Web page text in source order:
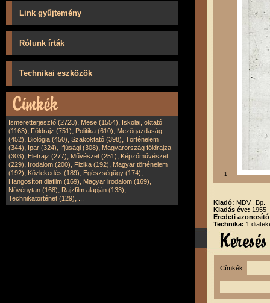
Link gyűjtemény
Rólunk írták
Technikai eszközök
Ismeretterjesztő (2723), Mese (1554), Iskolai, oktató
(1163), Földrajz (751), Politika (610), Mezőgazdaság
(452), Biológia (450), Szakoktató (398), Történelem
(344), Ipar (324), Ifjúsági (308), Magyarország földrajza
(303), Életrajz (277), Művészet (251), Képzőművészet
(229), Irodalom (200), Fizika (192), Magyar történelem
(192), Közlekedés (189), Egészségügy (174),
Hangosított diafilm (169), Magyar irodalom (169),
Növénytan (168), Rajzfilm alapján (133),
Technikatörténet (129),
1
Kiadó: MDV., Bp.
Kiadás éve: 1955
Eredeti
Technika: 1
Címkék: